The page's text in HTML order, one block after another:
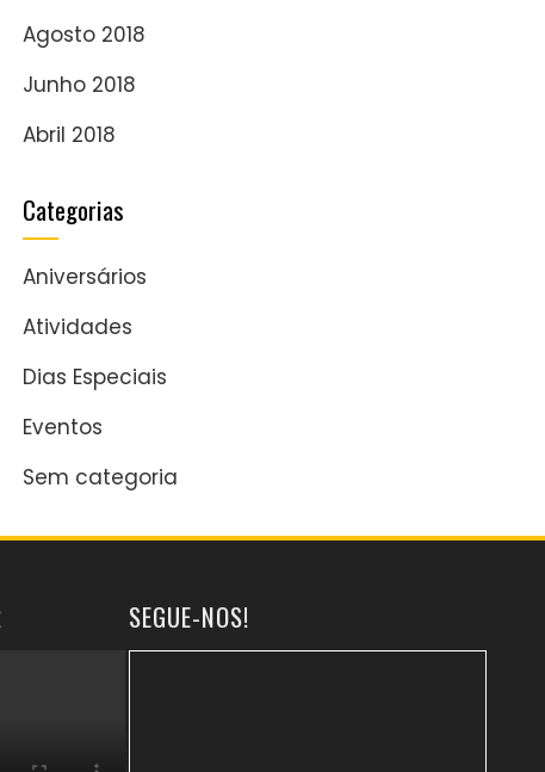
Agosto 2018
Junho 2018
Abril 2018
Categorias
Aniversários
Atividades
Dias Especiais
Eventos
Sem categoria
SEGUE-NOS!